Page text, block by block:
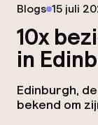
Blogs 15 juli
10x
in
Edinburgh,
bekend om